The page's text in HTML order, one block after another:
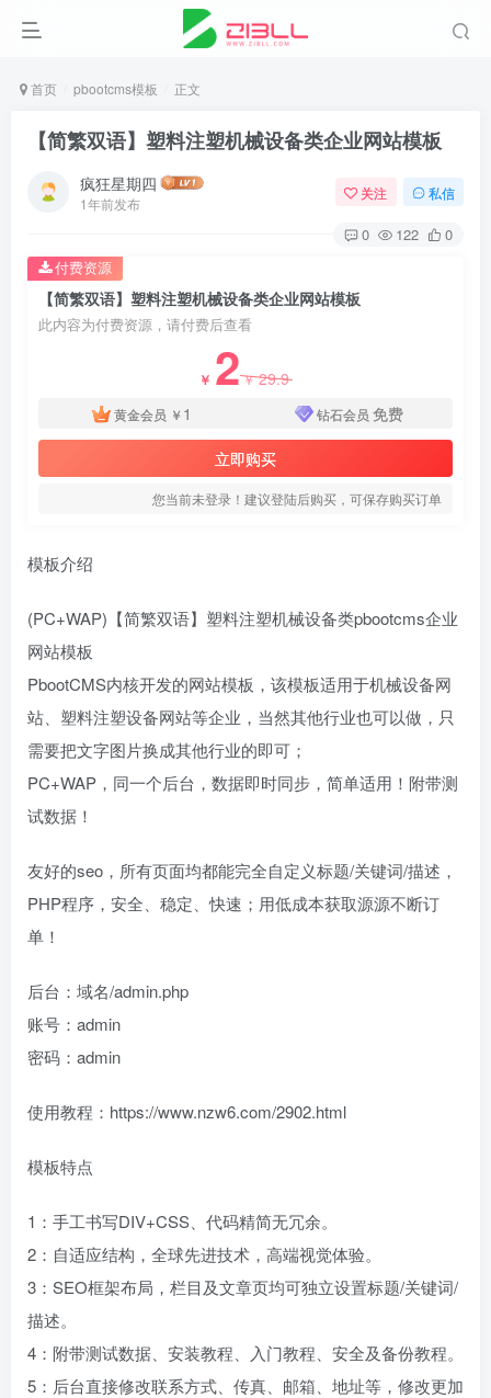
首页 pbootcms模板 正文
【简繁双语】塑料注塑机械设备类企业网站模板
疯狂星期四
1年前发布
关注 私信
0 122 0
【简繁双语】塑料注塑机械设备类企业网站模板
此内容为付费资源，请付费后查看
￥ 2￥29.9
黄金会员 ￥ 1 钻石会员 免费
立即购买
您当前未登录！建议登陆后购买，可保存购买订单
付费资源
模板介绍
(PC+WAP)【简繁双语】塑料注塑机械设备类pbootcms企业
网站模板
PbootCMS内核开发的网站模板，该模板适用于机械设备网
站、塑料注塑设备网站等企业，当然其他行业也可以做，只
需要把文字图片换成其他行业的即可；
PC+WAP，同一个后台，数据即时同步，简单适用！附带测
试数据！
友好的seo，所有页面均都能完全自定义标题/关键词/描述，
PHP程序，安全、稳定、快速；用低成本获取源源不断订
单！
后台：域名/admin.php
账号：admin
密码：admin
使用教程：https://www.nzw6.com/2902.html
模板特点
1：手工书写DIV+CSS、代码精简无冗余。
2：自适应结构，全球先进技术，高端视觉体验。
3：SEO框架布局，栏目及文章页均可独立设置标题/关键词/
描述。
4：附带测试数据、安装教程、入门教程、安全及备份教程。
5：后台直接修改联系方式、传真、邮箱、地址等，修改更加